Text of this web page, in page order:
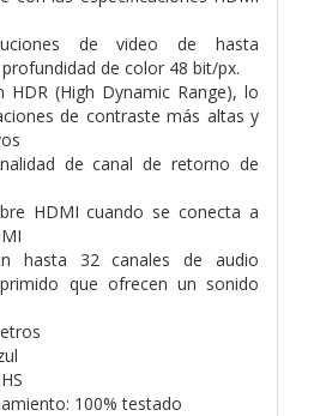
de video de hasta
profundidad de color 48 bit/px.
HDR (High Dynamic Range), lo
de contraste más altas y
de canal de retorno de
HDMI cuando se conecta a
hasta 32 canales de audio
que ofrecen un sonido
100% testado